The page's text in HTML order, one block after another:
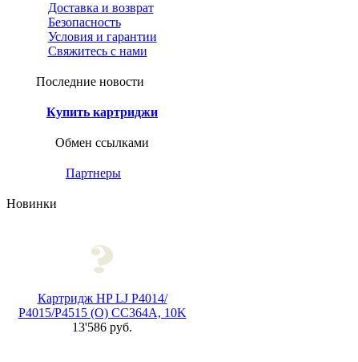
Доставка и возврат
Безопасность
Условия и гарантии
Свяжитесь с нами
Последние новости
Купить картриджи
Обмен ссылками
Партнеры
Новинки
Картридж HP LJ P4014/
P4015/P4515 (O) CC364A, 10K
13'586 руб.